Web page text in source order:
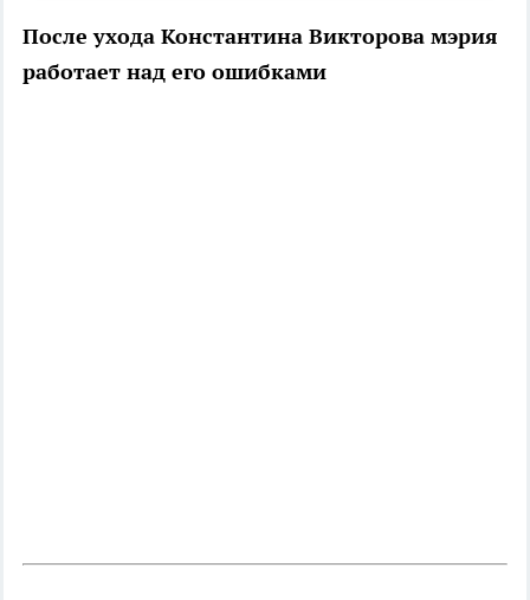
После ухода Константина Викторова мэрия
работает над его ошибками